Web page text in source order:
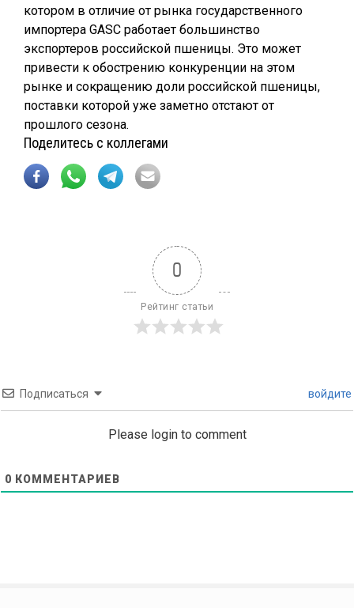
котором в отличие от рынка государственного
импортера GASC работает большинство
экспортеров российской пшеницы. Это может
привести к обострению конкуренции на этом
рынке и сокращению доли российской пшеницы,
поставки которой уже заметно отстают от
прошлого сезона.
Поделитесь с коллегами
0
Рейтинг статьи
Подписаться войдите
Please login to comment
0 КОММЕНТАРИЕВ